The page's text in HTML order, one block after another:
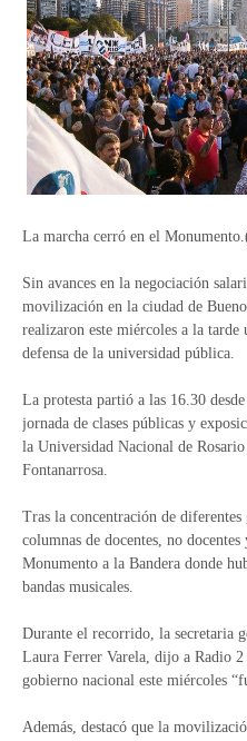
La marcha cerró en el
Sin avances en la negociación
movilización en la ciudad de
realizaron este miércoles a la
defensa de la universidad pública.
La protesta partió a las 16.30
jornada de clases públicas y
la Universidad Nacional de
Fontanarrosa.
Tras la concentración de
columnas de docentes, no
Monumento a la Bandera donde
bandas musicales.
Durante el recorrido, la secretaria
Laura Ferrer Varela, dijo a Radio
gobierno nacional este miércoles
Además, destacó que la